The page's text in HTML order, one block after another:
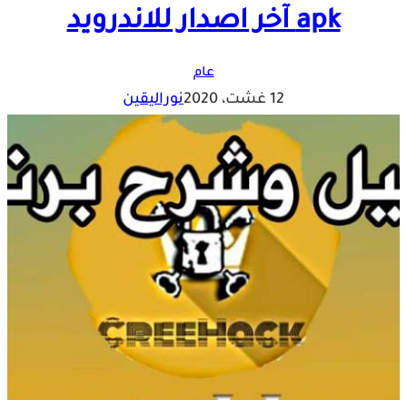
apk آخر اصدار للاندرويد
عام
12 غشت، 2020 نوراليقين